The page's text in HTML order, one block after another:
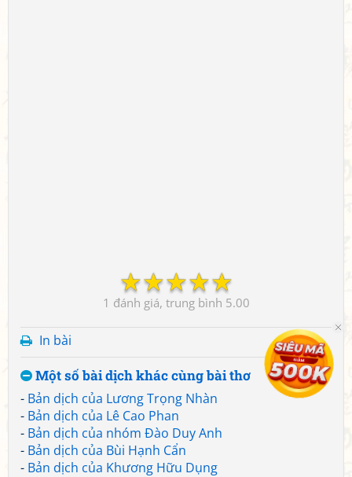
☆
☆
☆
☆
☆
1 5.00
In bài
Một số bài dịch khác cùng bài thơ
- Bản dịch của Lương Trọng Nhàn
- Bản dịch của Lê Cao Phan
- Bản dịch của nhóm Đào Duy Anh
- Bản dịch của Bùi Hạnh Cẩn
- Bản dịch của Khương Hữu Dụng